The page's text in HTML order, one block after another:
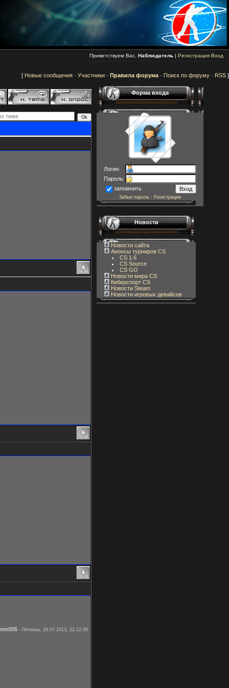
Приветствуем Вас, Наблюдатель | Регистрация Вход
[ Новые сообщения · Участники · Правила форума · Поиск по форуму · RSS ]
- Пятница, 26.07.2013, 22.12.06
Форма входа
Логин:
Пароль:
запомнить
Забыл пароль · Регистрация
Новости
Новости сайта
Анонсы турниров CS
CS 1.6
CS Source
CS GO
Новости мира CS
Киберспорт CS
Новости Steam
Новости игровых девайсов